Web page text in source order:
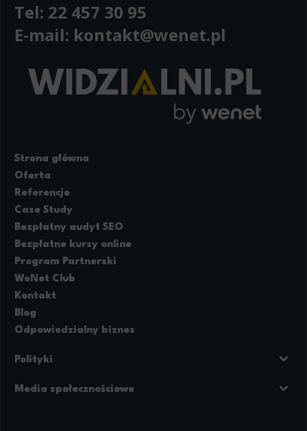
Tel: 22 457 30 95
E-mail: kontakt@wenet.pl
Strona główna
Oferta
Referencje
Case Study
Bezpłatny audyt SEO
Bezpłatne kursy online
Program Partnerski
WeNet Club
Kontakt
Blog
Odpowiedzialny biznes
Polityki
Regulamin strony
Media społecznościowe